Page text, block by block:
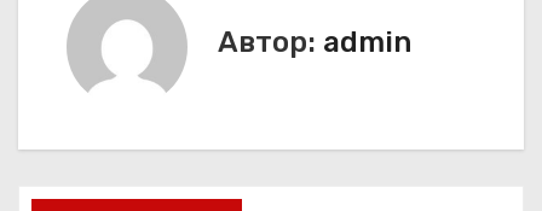
ц
Автор: admin